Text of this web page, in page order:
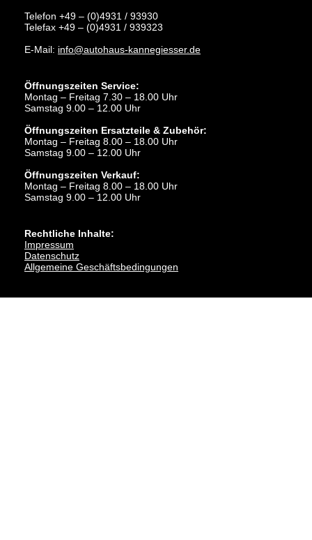
Telefon +49 – (0)4931 / 93930
Telefax +49 – (0)4931 / 939323
E-Mail: info@autohaus-kannegiesser.de
Öffnungszeiten Service:
Montag – Freitag 7.30 – 18.00 Uhr
Samstag 9.00 – 12.00 Uhr
Öffnungszeiten Ersatzteile & Zubehör:
Montag – Freitag 8.00 – 18.00 Uhr
Samstag 9.00 – 12.00 Uhr
Öffnungszeiten Verkauf:
Montag – Freitag 8.00 – 18.00 Uhr
Samstag 9.00 – 12.00 Uhr
Rechtliche Inhalte:
Impressum
Datenschutz
Allgemeine Geschäftsbedingungen